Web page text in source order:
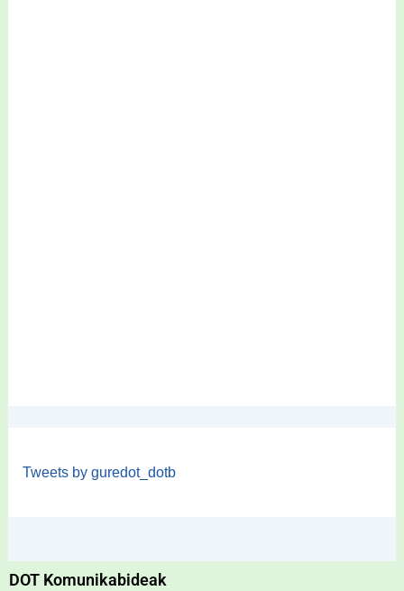
Tweets by guredot_dotb
DOT Komunikabideak